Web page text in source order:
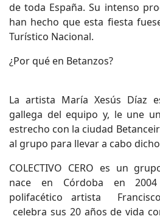
de toda España. Su intenso
han hecho que esta fiesta
Turístico Nacional.
¿Por qué en
La artista María Xesús Díaz
gallega del equipo y, le une
estrecho con la ciudad
al grupo para llevar a cabo
COLECTIVO CERO es un
nace en Córdoba en
polifacético artista
celebra sus 20 años de vida